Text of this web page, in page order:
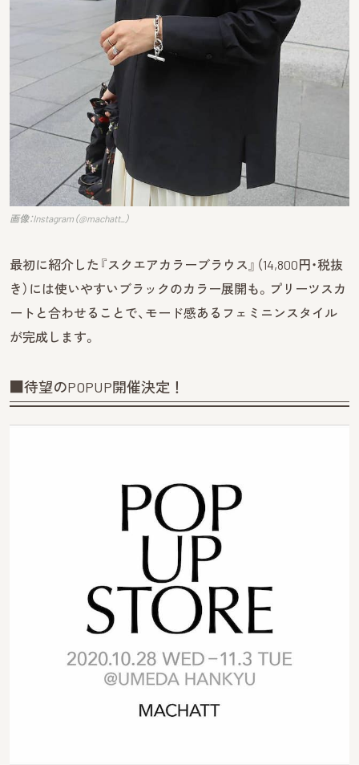
画像：Instagram（@machatt_）
最初に紹介した『スクエアカラーブラウス』（14,800円・税抜
き）には使いやすいブラックのカラー展開も。プリーツスカ
ートと合わせることで、モード感あるフェミニンスタイル
が完成します。
■待望のPOPUP開催決定！